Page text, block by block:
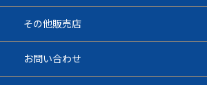
その他販売店
お問い合わせ